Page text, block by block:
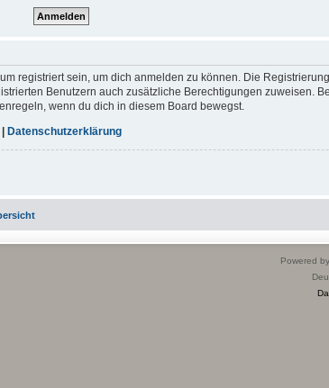
registriert sein, um dich anmelden zu können. Die
Benutzern auch zusätzliche Berechtigungen zuweisen.
wenn du dich in diesem Board bewegst.
| Datenschutzerklärung
Powered by